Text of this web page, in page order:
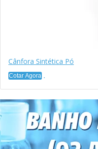
Cânfora Sintética Pó
Cotar Agora